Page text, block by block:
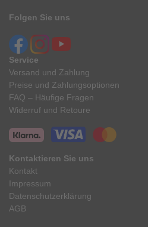
Folgen Sie uns
Service
Versand und Zahlung
Preise und Zahlungsoptionen
FAQ – Häufige Fragen
Widerruf und Retoure
Kontaktieren Sie uns
Kontakt
Impressum
Datenschutzerklärung
AGB